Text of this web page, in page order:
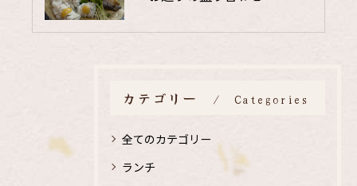
カテゴリー Categories
全てのカテゴリー
ランチ